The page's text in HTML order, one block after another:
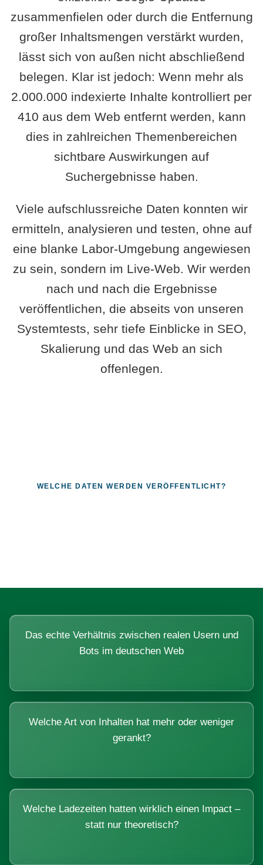
zusammenfielen oder durch die Entfernung
großer Inhaltsmengen verstärkt wurden,
lässt sich von außen nicht abschließend
belegen. Klar ist jedoch: Wenn mehr als
2.000.000 indexierte Inhalte kontrolliert per
410 aus dem Web entfernt werden, kann
dies in zahlreichen Themenbereichen
sichtbare Auswirkungen auf
Suchergebnisse haben.
Viele aufschlussreiche Daten konnten wir
ermitteln, analysieren und testen, ohne auf
eine blanke Labor-Umgebung angewiesen
zu sein, sondern im Live-Web. Wir werden
nach und nach die Ergebnisse
veröffentlichen, die abseits von unseren
Systemtests, sehr tiefe Einblicke in SEO,
Skalierung und das Web an sich
offenlegen.
WELCHE DATEN WERDEN VERÖFFENTLICHT?
Das echte Verhältnis zwischen realen Usern und
Bots im deutschen Web
Welche Art von Inhalten hat mehr oder weniger
gerankt?
Welche Ladezeiten hatten wirklich einen Impact –
statt nur theoretisch?